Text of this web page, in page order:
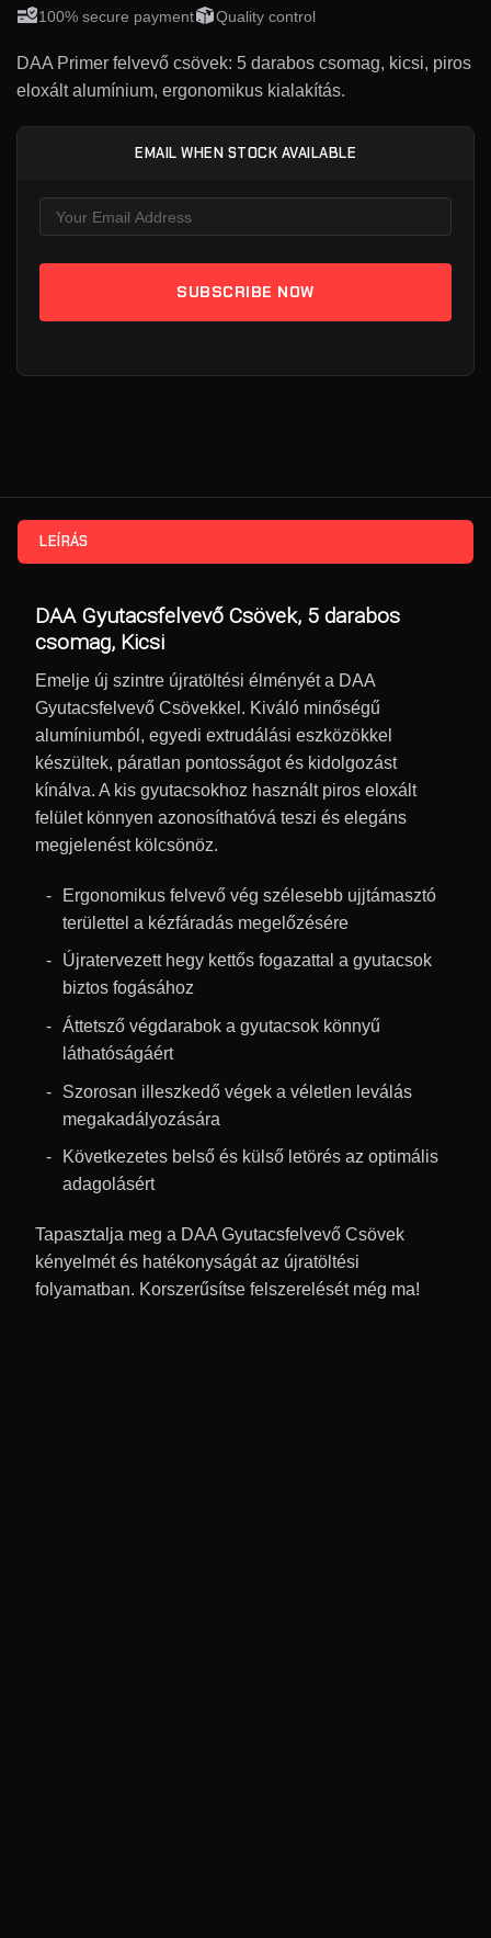
100% secure payment Quality control
DAA Primer felvevő csövek: 5 darabos csomag, kicsi, piros
eloxált alumínium, ergonomikus kialakítás.
EMAIL WHEN STOCK AVAILABLE
LEÍRÁS
DAA Gyutacsfelvevő Csövek, 5 darabos
csomag, Kicsi
Emelje új szintre újratöltési élményét a DAA
Gyutacsfelvevő Csövekkel. Kiváló minőségű
alumíniumból, egyedi extrudálási eszközökkel
készültek, páratlan pontosságot és kidolgozást
kínálva. A kis gyutacsokhoz használt piros eloxált
felület könnyen azonosíthatóvá teszi és elegáns
megjelenést kölcsönöz.
Ergonomikus felvevő vég szélesebb ujjtámasztó
területtel a kézfáradás megelőzésére
Újratervezett hegy kettős fogazattal a gyutacsok
biztos fogásához
Áttetsző végdarabok a gyutacsok könnyű
láthatóságáért
Szorosan illeszkedő végek a véletlen leválás
megakadályozására
Következetes belső és külső letörés az optimális
adagolásért
Tapasztalja meg a DAA Gyutacsfelvevő Csövek
kényelmét és hatékonyságát az újratöltési
folyamatban. Korszerűsítse felszerelését még ma!